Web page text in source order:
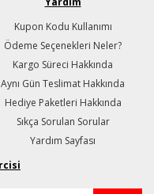
Kupon Kodu Kullanımı
Ödeme Seçenekleri Neler?
Kargo Süreci Hakkında
Aynı Gün Teslimat Hakkında
Hediye Paketleri Hakkında
Sıkça Sorulan Sorular
Yardım Sayfası